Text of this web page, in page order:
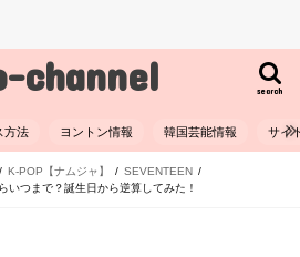
channel search
方法 ヨントン情報 韓国芸能情報 サイ
K-POP【ナムジャ】
SEVENTEEN
いつまで？誕生日から逆算してみた！